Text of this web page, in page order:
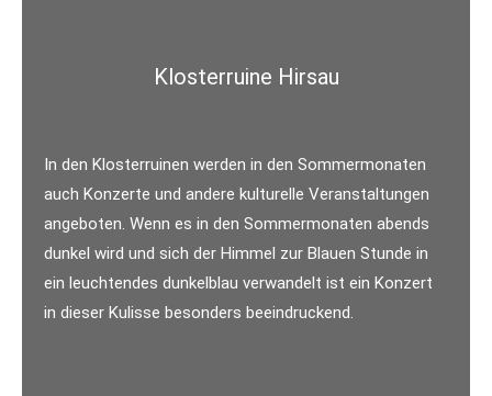
Klosterruine Hirsau
In den Klosterruinen werden in den Sommermonaten
auch Konzerte und andere kulturelle Veranstaltungen
angeboten. Wenn es in den Sommermonaten abends
dunkel wird und sich der Himmel zur Blauen Stunde in
ein leuchtendes dunkelblau verwandelt ist ein Konzert
in dieser Kulisse besonders beeindruckend.